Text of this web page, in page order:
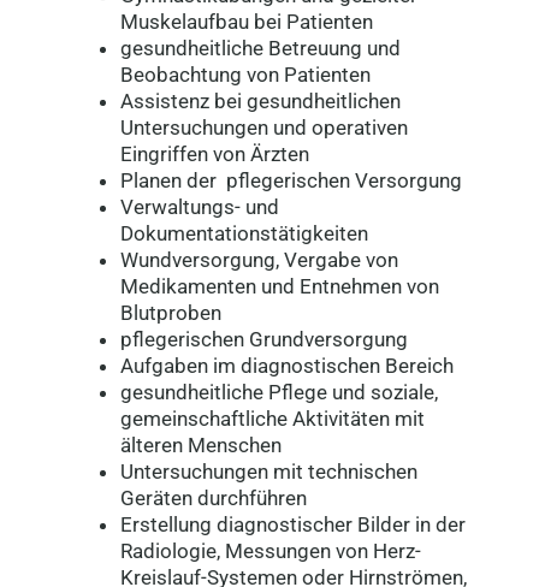
Muskelaufbau bei Patienten
gesundheitliche Betreuung und
Beobachtung von Patienten
Assistenz bei gesundheitlichen
Untersuchungen und operativen
Eingriffen von Ärzten
Planen der pflegerischen Versorgung
Verwaltungs- und
Dokumentationstätigkeiten
Wundversorgung, Vergabe von
Medikamenten und Entnehmen von
Blutproben
pflegerischen Grundversorgung
Aufgaben im diagnostischen Bereich
gesundheitliche Pflege und soziale,
gemeinschaftliche Aktivitäten mit
älteren Menschen
Untersuchungen mit technischen
Geräten durchführen
Erstellung diagnostischer Bilder in der
Radiologie, Messungen von Herz-
Kreislauf-Systemen oder Hirnströmen,